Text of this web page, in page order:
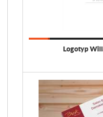
Logotyp